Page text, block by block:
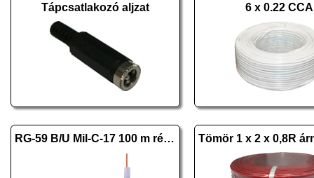
Tápcsatlakozó aljzat 6 x 0.22 CCA
RG-59 B/U Mil-C-17 100 m réz fekete